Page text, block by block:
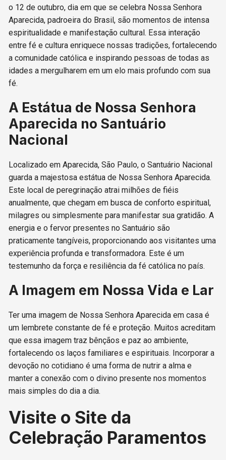
o 12 de outubro, dia em que se celebra Nossa Senhora
Aparecida, padroeira do Brasil, são momentos de intensa
espiritualidade e manifestação cultural. Essa interação
entre fé e cultura enriquece nossas tradições, fortalecendo
a comunidade católica e inspirando pessoas de todas as
idades a mergulharem em um elo mais profundo com sua
fé.
A Estátua de Nossa Senhora
Aparecida no Santuário
Nacional
Localizado em Aparecida, São Paulo, o Santuário Nacional
guarda a majestosa estátua de Nossa Senhora Aparecida.
Este local de peregrinação atrai milhões de fiéis
anualmente, que chegam em busca de conforto espiritual,
milagres ou simplesmente para manifestar sua gratidão. A
energia e o fervor presentes no Santuário são
praticamente tangíveis, proporcionando aos visitantes uma
experiência profunda e transformadora. Este é um
testemunho da força e resiliência da fé católica no país.
A Imagem em Nossa Vida e Lar
Ter uma imagem de Nossa Senhora Aparecida em casa é
um lembrete constante de fé e proteção. Muitos acreditam
que essa imagem traz bênçãos e paz ao ambiente,
fortalecendo os laços familiares e espirituais. Incorporar a
devoção no cotidiano é uma forma de nutrir a alma e
manter a conexão com o divino presente nos momentos
mais simples do dia a dia.
Visite o Site da
Celebração Paramentos